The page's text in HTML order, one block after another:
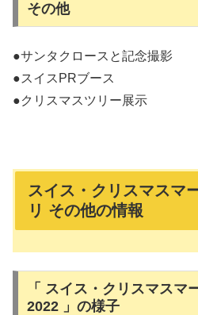
その他
●サンタクロースと記念撮影
●スイスPRブース
●クリスマスツリー展示
スイス・クリスマスマ
リ その他の情報
「 スイス・クリスマスマ
2022 」の様子